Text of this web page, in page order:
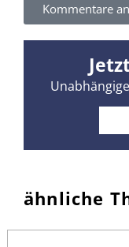
Kommentare
ähnliche